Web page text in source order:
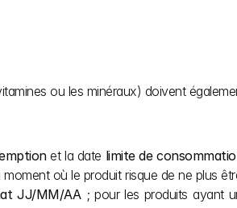
ou les minéraux) doivent
et la date limite de
où le produit risque de ne plus
JJ/MM/AA ; pour les produits ayant